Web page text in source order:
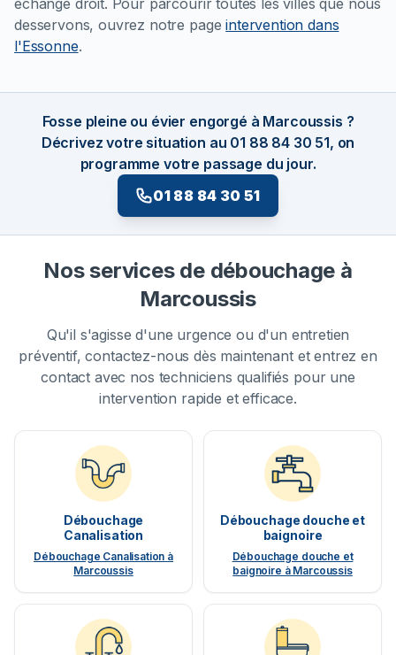
échange droit. Pour parcourir toutes les villes que nous
desservons, ouvrez notre pageintervention dans
l'Essonne.
Fosse pleine ou évier engorgé à Marcoussis ?
Décrivez votre situation au 01 88 84 30 51, on
programme votre passage du jour.
01 88 84 30 51
Nos services de débouchage à
Marcoussis
Qu'il s'agisse d'une urgence ou d'un entretien
préventif, contactez-nous dès maintenant et entrez en
contact avec nos techniciens qualifiés pour une
intervention rapide et efficace.
Débouchage
Canalisation
Débouchage Canalisation à
Marcoussis
Débouchage douche et
baignoire
Débouchage douche et
baignoire à Marcoussis